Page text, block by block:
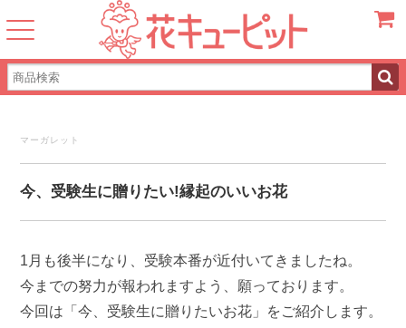
マーガレット
今、受験生に贈りたい!縁起のいいお花
1月も後半になり、受験本番が近付いてきましたね。
今までの努力が報われますよう、願っております。
今回は「今、受験生に贈りたいお花」をご紹介します。